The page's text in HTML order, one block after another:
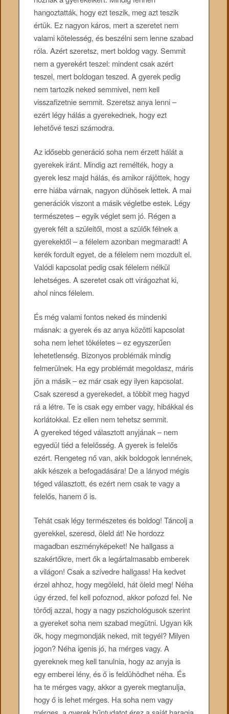
hangoztatták, hogy ezt teszik, meg azt teszik
értük. Ez nagyon káros, mert a szeretet nem
valami kötelesség, és beszélni sem lenne szabad
róla. Azért szeretsz, mert boldog vagy. Semmit
nem a gyerekért teszel: mindent csak azért
teszel, mert boldogan teszed. A gyerek pedig
nem tartozik neked semmivel, nem kell
visszafizetnie semmit. Szeretsz anya lenni –
ezért légy hálás a gyerekednek, hogy ezt
lehetővé teszi számodra.
Az idősebb generáció soha nem érzett hálát a
gyerekek iránt. Mindig azt remélték, hogy a
gyerek lesz majd hálás, és amikor rájöttek, hogy
erre hiába várnak, nagyon dühösek lettek. A mai
generációk viszont a másik végletbe estek. Légy
természetes – egyik véglet sem jó. Régen a
gyerek félt a szüleitől, most a szülők félnek a
gyerekektől – a félelem azonban megmaradt! A
kerék fordult egyet, de a félelem nem mozdult el.
Valódi kapcsolat pedig csak félelem nélkül
lehetséges. A szeretet csak ott virágozhat ki,
ahol nincs félelem.
És még valami fontos neked és mindenki
másnak: a gyerek és az anya közötti kapcsolat
soha nem lehet tökéletes – ez egyszerűen
lehetetlenség. Bizonyos problémák mindig
felmerülnek. Ha egy problémát megoldasz, máris
jön a másik – ez már csak egy ilyen kapcsolat.
Csak szeresd a gyerekedet, a többit meg hagyd
rá a létre. Te is csak egy ember vagy, hibákkal és
korlátokkal. Ez ellen nem tehetsz semmit.
A gyereked téged választott anyjának – nem
egyedül tiéd a felelősség. A gyerek is felelős
ezért. Rengeteg nő van, akik boldogok lennének,
akik készek a befogadására! De a lányod mégis
téged választott, és ezért nem csak te vagy a
felelős, hanem ő is.
Tehát csak légy természetes és boldog! Táncolj a
gyerekkel, szeresd, öleld át! Ne hordozz
magadban eszményképeket! Ne hallgass a
szakértőkre, mert ők a legártalmasabb emberek
a világon! Csak a szívedre hallgass! Ha kedvet
érzel ahhoz, hogy megöleld, hát öleld meg! Néha
úgy érzed, fel kell pofoznod, akkor pofozd fel. Ne
törődj azzal, hogy a nagy pszichológusok szerint
a gyereket soha nem szabad megütni. Ugyan kik
ők, hogy megmondják neked, mit tegyél? Milyen
jogon? Néha igenis jó, ha mérges vagy. A
gyereknek meg kell tanulnia, hogy az anyja is
egy emberei lény, és ő is feldühödhet néha. És
ha te mérges vagy, akkor a gyerek megtanulja,
hogy ő is lehet mérges. Ha soha nem vagy